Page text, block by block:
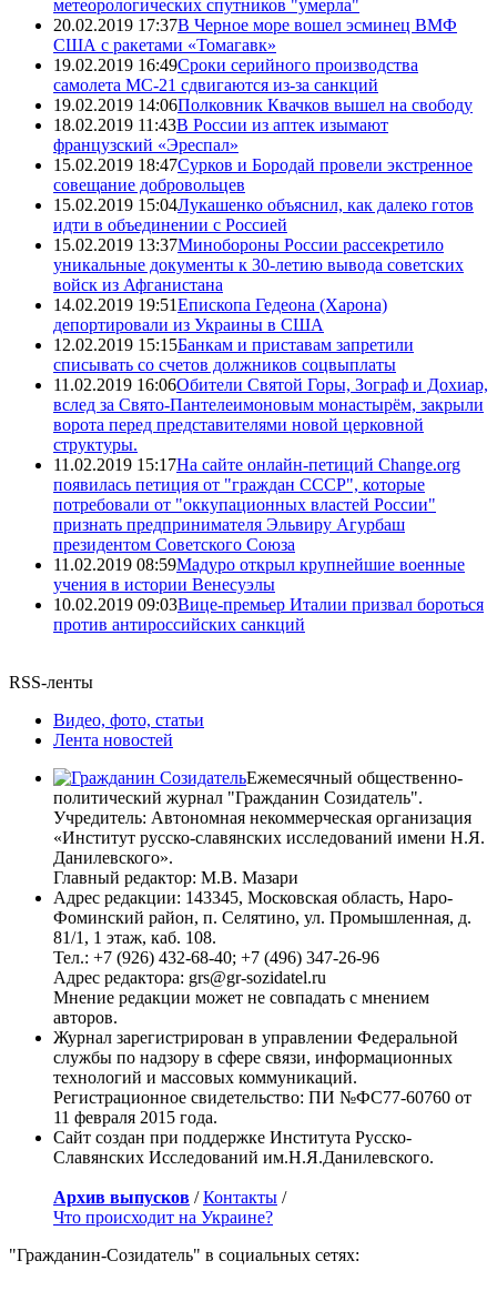
метеорологических спутников "умерла"
20.02.2019 17:37В Черное море вошел эсминец ВМФ
США с ракетами «Томагавк»
19.02.2019 16:49Сроки серийного производства
самолета МС-21 сдвигаются из-за санкций
19.02.2019 14:06Полковник Квачков вышел на свободу
18.02.2019 11:43В России из аптек изымают
французский «Эреспал»
15.02.2019 18:47Сурков и Бородай провели экстренное
совещание добровольцев
15.02.2019 15:04Лукашенко объяснил, как далеко готов
идти в объединении с Россией
15.02.2019 13:37Минобороны России рассекретило
уникальные документы к 30-летию вывода советских
войск из Афганистана
14.02.2019 19:51Епископа Гедеона (Харона)
депортировали из Украины в США
12.02.2019 15:15Банкам и приставам запретили
списывать со счетов должников соцвыплаты
11.02.2019 16:06Обители Святой Горы, Зограф и Дохиар,
вслед за Свято-Пантелеимоновым монастырём, закрыли
ворота перед представителями новой церковной
структуры.
11.02.2019 15:17На сайте онлайн-петиций Change.org
появилась петиция от "граждан СССР", которые
потребовали от "оккупационных властей России"
признать предпринимателя Эльвиру Агурбаш
президентом Советского Союза
11.02.2019 08:59Мадуро открыл крупнейшие военные
учения в истории Венесуэлы
10.02.2019 09:03Вице-премьер Италии призвал бороться
против антироссийских санкций
RSS-ленты
Видео, фото, статьи
Лента новостей
Ежемесячный общественно-
политический журнал "Гражданин Созидатель".
Учредитель: Автономная некоммерческая организация
«Институт русско-славянских исследований имени Н.Я.
Данилевского».
Главный редактор: М.В. Мазари
Адрес редакции: 143345, Московская область, Наро-
Фоминский район, п. Селятино, ул. Промышленная, д.
81/1, 1 этаж, каб. 108.
Тел.: +7 (926) 432-68-40; +7 (496) 347-26-96
Адрес редактора: grs@gr-sozidatel.ru
Мнение редакции может не совпадать с мнением
авторов.
Журнал зарегистрирован в управлении Федеральной
службы по надзору в сфере связи, информационных
технологий и массовых коммуникаций.
Регистрационное свидетельство: ПИ №ФС77-60760 от
11 февраля 2015 года.
Сайт создан при поддержке Института Русско-
Славянских Исследований им.Н.Я.Данилевского.
Архив выпусков /Контакты /
Что происходит на Украине?
"Гражданин-Созидатель" в социальных сетях: